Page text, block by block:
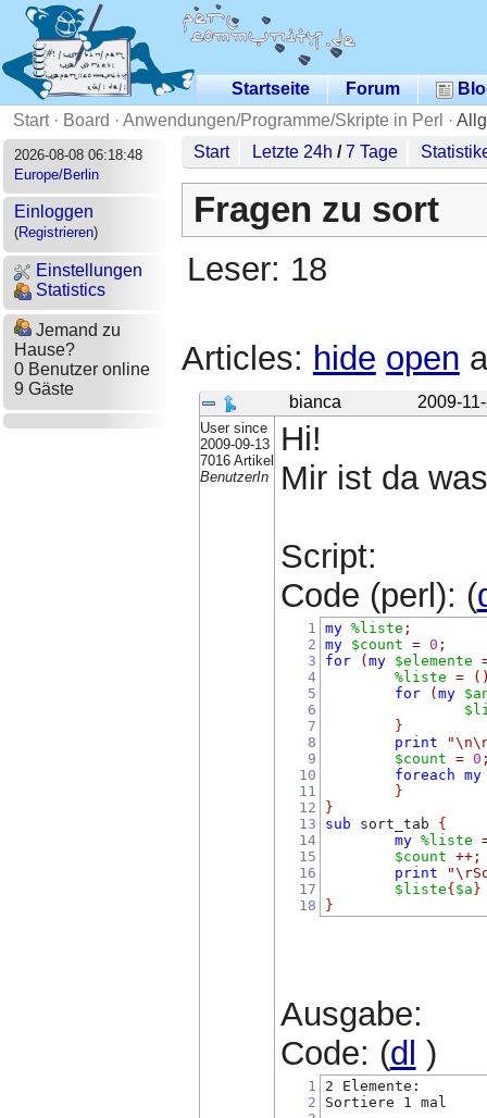
Startseite Forum
Start· Board · Anwendungen/Programme/Skripte in Perl ·
2026-08-08 06:18:48
Europe/Berlin
Einloggen
(Registrieren)
Einstellungen
Statistics
Jemand zu
Hause?
0 Benutzer online
9 Gäste
Start Letzte 24h /7 Tage
Fragen zu sort
Leser: 18
Articles: hide open
bianca 2009-
User since
2009-09-13
7016 Artikel
BenutzerIn
Hi!
Mir ist da
Script:
Code (perl): (
1
2
3
4
5
6
7
8
9
10
11
12
13
14
15
16
17
18
my %liste ;
my $count = 0 ;
for
(my $elemente
%liste
=
for
(my
}
print
$count
= 0
foreach
my
}
}
sub sort_tab {
my %liste
$count
++;
print
$liste{ $a }
}
Ausgabe:
Code: (dl )
1
2
2 Elemente:
Sortiere 1 mal